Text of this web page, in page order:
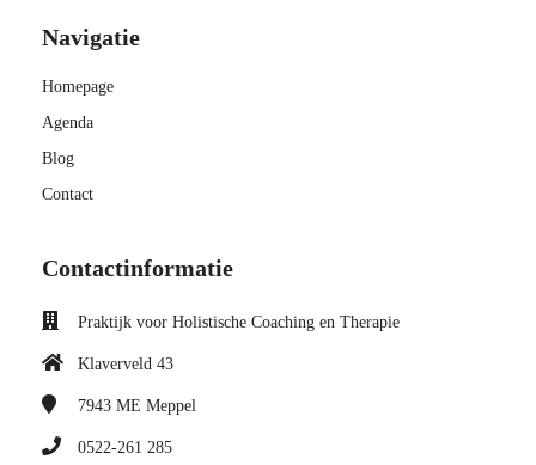
Navigatie
Homepage
Agenda
Blog
Contact
Contactinformatie
Praktijk voor Holistische Coaching en Therapie
Klaverveld 43
7943 ME Meppel
0522-261 285